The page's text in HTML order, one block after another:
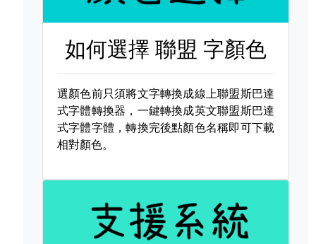
如何選擇聯盟 字顏色
選顏色前只須將文字轉換成線上聯盟斯巴達
式字體轉換器，一鍵轉換成英文聯盟斯巴達
式字體字體，轉換完後點顏色名稱即可下載
相對顏色。